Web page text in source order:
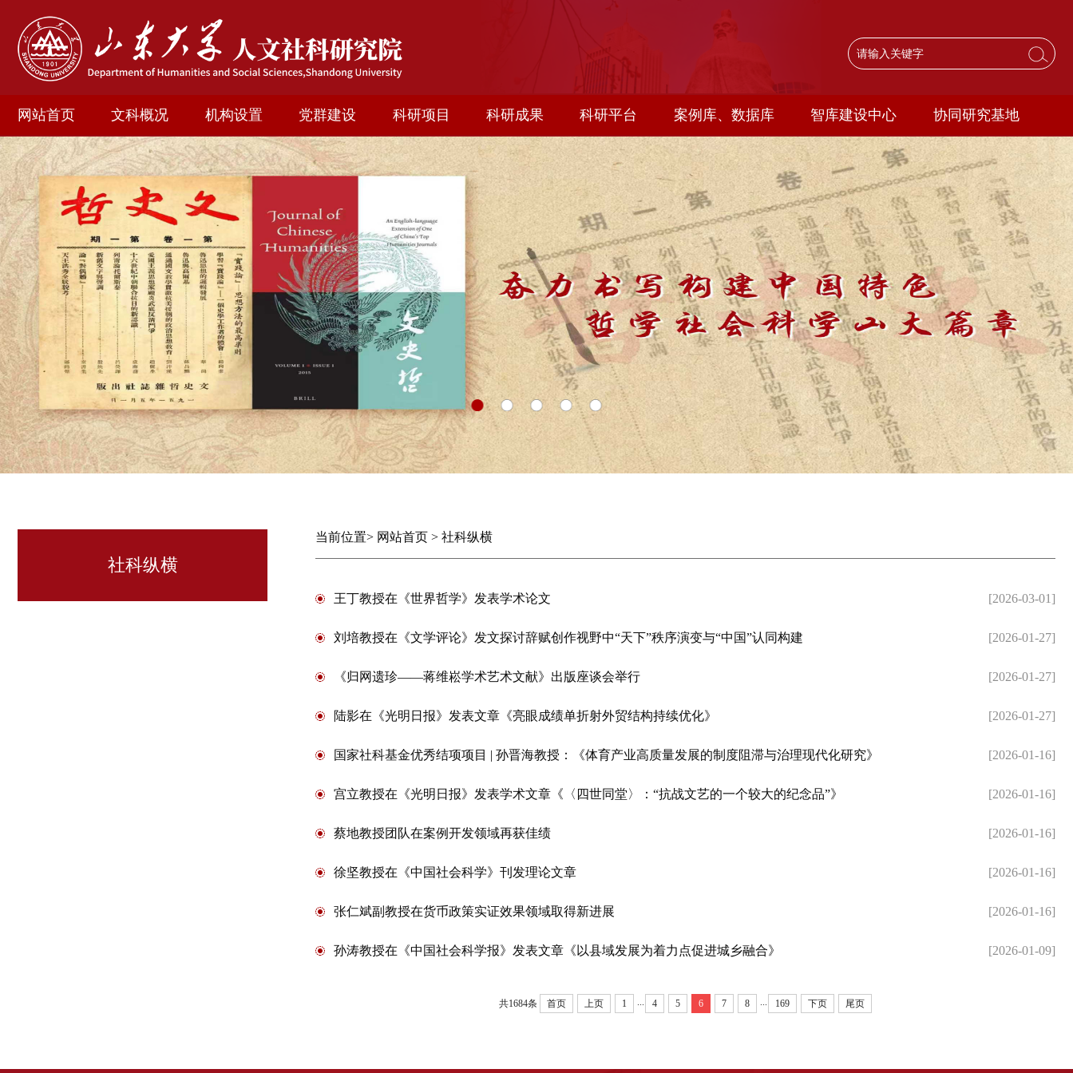
网站首页 文科概况 机构设置 党群建设 科研项目 科研成果 科研平台 案例库、数据库 智库建设中心 协同研究基地
社科纵横
当前位置> 网站首页 > 社科纵横
王丁教授在《世界哲学》发表学术论文 [2026-03-01]
刘培教授在《文学评论》发文探讨辞赋创作视野中“天下”秩序演变与“中国”认同构建 [2026-01-27]
《归网遗珍——蒋维崧学术艺术文献》出版座谈会举行 [2026-01-27]
陆影在《光明日报》发表文章《亮眼成绩单折射外贸结构持续优化》 [2026-01-27]
国家社科基金优秀结项项目 | 孙晋海教授：《体育产业高质量发展的制度阻滞与治理现代化研究》 [2026-01-16]
宫立教授在《光明日报》发表学术文章《〈四世同堂〉：“抗战文艺的一个较大的纪念品”》 [2026-01-16]
蔡地教授团队在案例开发领域再获佳绩 [2026-01-16]
徐坚教授在《中国社会科学》刊发理论文章 [2026-01-16]
张仁斌副教授在货币政策实证效果领域取得新进展 [2026-01-16]
孙涛教授在《中国社会科学报》发表文章《以县域发展为着力点促进城乡融合》 [2026-01-09]
共1684条 首页 上页 1 ... 4 5 6 7 8 ... 169 下页 尾页